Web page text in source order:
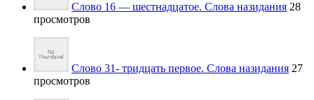
Слово 16 — шестнадцатое. Слова назидания 28
просмотров
Слово 31- тридцать первое. Слова назидания 27
просмотров